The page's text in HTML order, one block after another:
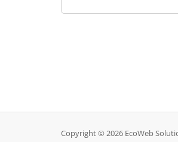
Copyright © 2026 EcoWeb